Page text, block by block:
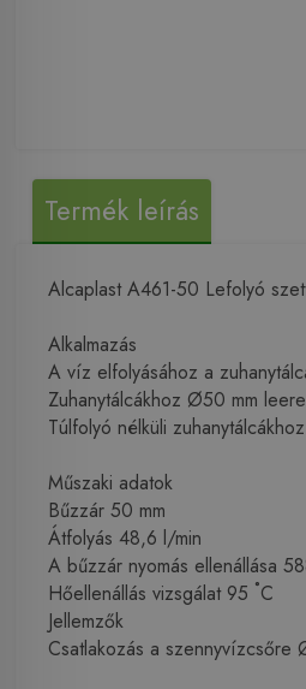
Termék leírás
Alcaplast A461-50 Lefolyó
Alkalmazás
A víz elfolyásához a
Zuhanytálcákhoz Ø50 mm
Túlfolyó nélküli zuhanytálcákhoz
Műszaki adatok
Bűzzár 50 mm
Átfolyás 48,6 l/min
A bűzzár nyomás ellenállása
Hőellenállás vizsgálat 95 ˚C
Jellemzők
Csatlakozás a